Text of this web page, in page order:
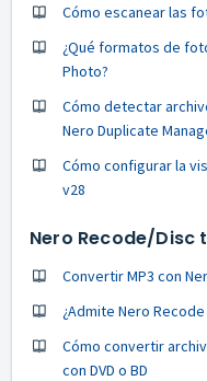
Cómo escanear las
¿Qué formatos de
Photo?
Cómo detectar
Nero Duplicate
Cómo configurar la
v28
Nero Recode/Disc
Convertir MP3 con
¿Admite Nero
Cómo convertir
con DVD o BD